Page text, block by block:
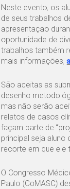
Neste evento, os
de seus trabalhos
apresentação
oportunidade de
trabalhos também
mais informações,
São aceitas as
desenho
mas não serão
relatos de casos
façam parte de
principal seja
recorte em que ele
O Congresso
Paulo (CoMASC)